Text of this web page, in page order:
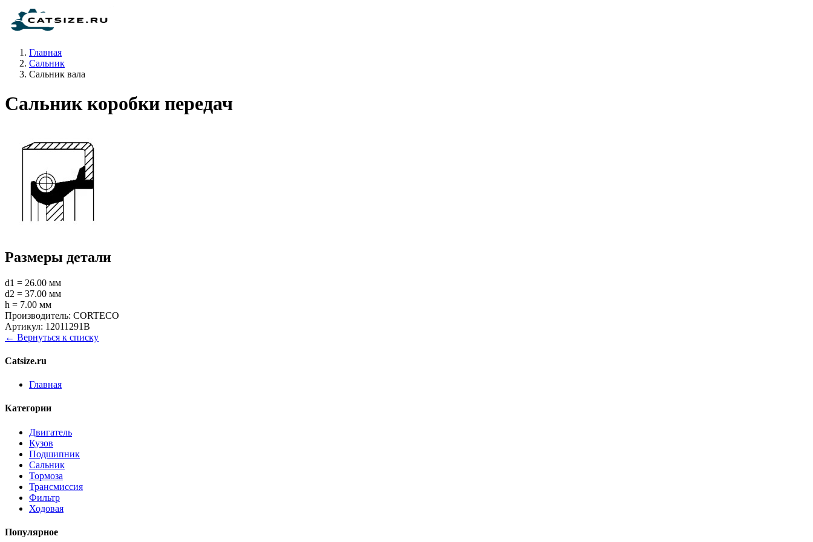
Главная
Сальник
Сальник вала
Сальник коробки передач
Размеры детали
d1 = 26.00 мм
d2 = 37.00 мм
h = 7.00 мм
Производитель: CORTECO
Артикул: 12011291B
← Вернуться к списку
Catsize.ru
Главная
Категории
Двигатель
Кузов
Подшипник
Сальник
Тормоза
Трансмиссия
Фильтр
Ходовая
Популярное